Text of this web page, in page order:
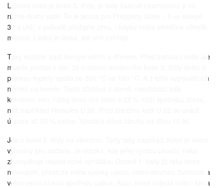
Litinový kotel je kotel 5. třídy, je tedy časově neomezený a na
různé druhy paliv. To je jistota pro Preppery. Máte – li ve sklepě
30 q uhlí, v pohodě přežijete zimu, i kdyby nešla elektřina několik
měsíců. Láska je láska, ale uhlí zahřeje.
Taky můžete topit černým uhlím a dřevem. Před instalací kotle ale
musíte počítat s tím, že u tohoto moderního kotle 5. třídy došlo k
poklesu teploty spalin ze 300 °C na 160 °C. A z toho vyplývajících
nároků na komín. Teplo zůstává v domě, neodchází tolik
komínem ven. I díky tomu má kotel o 33 % nižší spotřebu dřeva,
než například Herkules U 26. Proti starému kotli U 22 se uvádí
úspora až 50 % paliva. Výrobce dává záruku na litinu 10 let.
Jde o kotel 5. třídy na všechno. Tedy taky napořád. Kotel je velmi
výhodný pro občana. Je otázka, kdy jeho výrobu ukončí, nebo
zkomplikuje nějaká nové vyhláška. Octavii 1. řady již taky dnes
nekoupíte, přestože měla vysoký výkon, velmi dlouhou životnost a
velmi velmi nízkou spotřebu paliva. Auto, které najede milion km a